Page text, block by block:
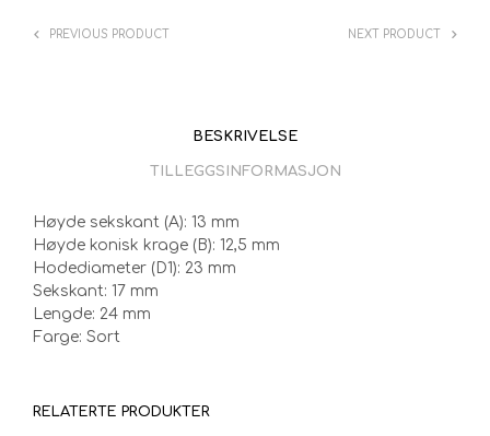
PREVIOUS PRODUCT NEXT PRODUCT
BESKRIVELSE
TILLEGGSINFORMASJON
Høyde sekskant (A): 13 mm
Høyde konisk krage (B): 12,5 mm
Hodediameter (D1): 23 mm
Sekskant: 17 mm
Lengde: 24 mm
Farge: Sort
RELATERTE PRODUKTER